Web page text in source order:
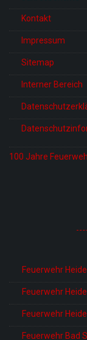
Kontakt
Impressum
Sitemap
Interner Bereich
100 Jahre
Feuerwehr
Feuerwehr
Feuerwehr
Feuerwehr Bad